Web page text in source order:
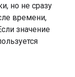
но не сразу
времени,
значение